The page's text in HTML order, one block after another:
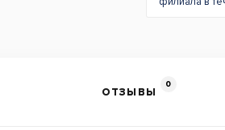
ОТЗЫВЫ
0